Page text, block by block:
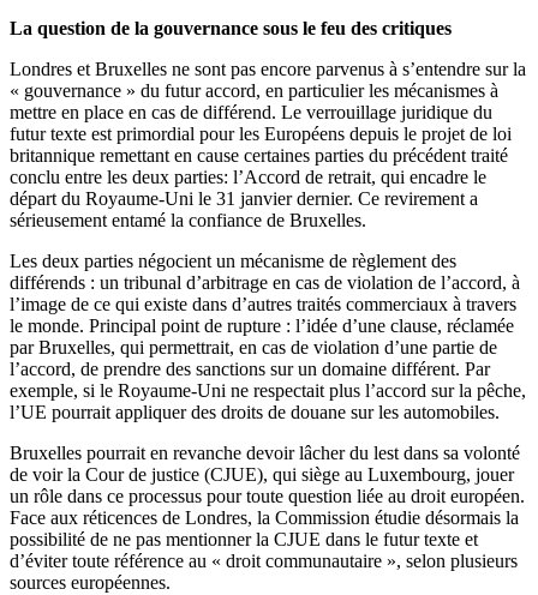
La question de la gouvernance sous le feu des critiques
Londres et Bruxelles ne sont pas encore parvenus à s’entendre sur la
« gouvernance » du futur accord, en particulier les mécanismes à
mettre en place en cas de différend. Le verrouillage juridique du
futur texte est primordial pour les Européens depuis le projet de loi
britannique remettant en cause certaines parties du précédent traité
conclu entre les deux parties: l’Accord de retrait, qui encadre le
départ du Royaume-Uni le 31 janvier dernier. Ce revirement a
sérieusement entamé la confiance de Bruxelles.
Les deux parties négocient un mécanisme de règlement des
différends : un tribunal d’arbitrage en cas de violation de l’accord, à
l’image de ce qui existe dans d’autres traités commerciaux à travers
le monde. Principal point de rupture : l’idée d’une clause, réclamée
par Bruxelles, qui permettrait, en cas de violation d’une partie de
l’accord, de prendre des sanctions sur un domaine différent. Par
exemple, si le Royaume-Uni ne respectait plus l’accord sur la pêche,
l’UE pourrait appliquer des droits de douane sur les automobiles.
Bruxelles pourrait en revanche devoir lâcher du lest dans sa volonté
de voir la Cour de justice (CJUE), qui siège au Luxembourg, jouer
un rôle dans ce processus pour toute question liée au droit européen.
Face aux réticences de Londres, la Commission étudie désormais la
possibilité de ne pas mentionner la CJUE dans le futur texte et
d’éviter toute référence au « droit communautaire », selon plusieurs
sources européennes.